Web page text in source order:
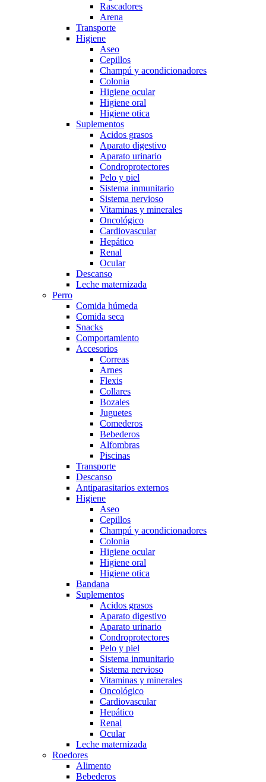
Rascadores
Arena
Transporte
Higiene
Aseo
Cepillos
Champú y acondicionadores
Colonia
Higiene ocular
Higiene oral
Higiene otica
Suplementos
Acidos grasos
Aparato digestivo
Aparato urinario
Condroprotectores
Pelo y piel
Sistema inmunitario
Sistema nervioso
Vitaminas y minerales
Oncológico
Cardiovascular
Hepático
Renal
Ocular
Descanso
Leche maternizada
Perro
Comida húmeda
Comida seca
Snacks
Comportamiento
Accesorios
Correas
Arnes
Flexis
Collares
Bozales
Juguetes
Comederos
Bebederos
Alfombras
Piscinas
Transporte
Descanso
Antiparasitarios externos
Higiene
Aseo
Cepillos
Champú y acondicionadores
Colonia
Higiene ocular
Higiene oral
Higiene otica
Bandana
Suplementos
Acidos grasos
Aparato digestivo
Aparato urinario
Condroprotectores
Pelo y piel
Sistema inmunitario
Sistema nervioso
Vitaminas y minerales
Oncológico
Cardiovascular
Hepático
Renal
Ocular
Leche maternizada
Roedores
Alimento
Bebederos